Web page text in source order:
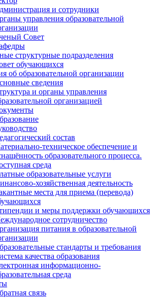
и сотрудники
управления образовательной
Совет
структурные подразделения
обучающихся
об образовательной организации
сведения
и органы управления
организацией
состав
техническое обеспечение и
образовательного процесса.
среда
образовательные услуги
хозяйственная деятельность
места для приема (перевода)
и меры поддержки обучающихся
сотрудничество
питания в образовательной
стандарты и требования
качества образования
информационно-
среда
связь